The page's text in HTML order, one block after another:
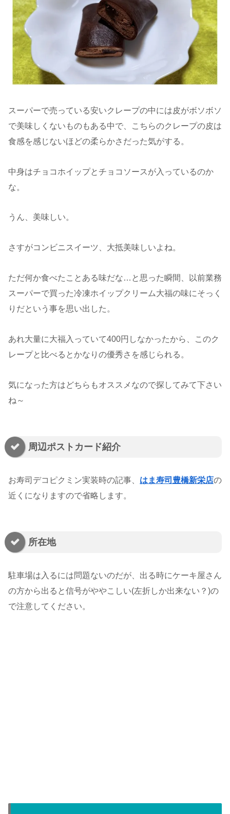
スーパーで売っている安いクレープの中には皮がボソボソ
で美味しくないものもある中で、こちらのクレープの皮は
食感を感じないほどの柔らかさだった気がする。
中身はチョコホイップとチョコソースが入っているのか
な。
うん、美味しい。
さすがコンビニスイーツ、大抵美味しいよね。
ただ何か食べたことある味だな…と思った瞬間、以前業務
スーパーで買った冷凍ホイップクリーム大福の味にそっく
りだという事を思い出した。
あれ大量に大福入っていて400円しなかったから、このク
レープと比べるとかなりの優秀さを感じられる。
気になった方はどちらもオススメなので探してみて下さい
ね～
周辺ポストカード紹介
お寿司デコピクミン実装時の記事、 はま寿司豊橋新栄店の
近くになりますので省略します。
所在地
駐車場は入るには問題ないのだが、出る時にケーキ屋さん
の方から出ると信号がややこしい(左折しか出来ない？)の
で注意してください。